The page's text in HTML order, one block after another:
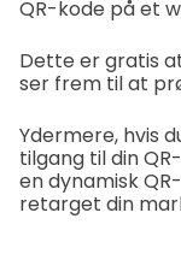
QR-kode på et
Dette er gratis
ser frem til at
Ydermere, hvis
tilgang til din
en dynamisk
retarget din